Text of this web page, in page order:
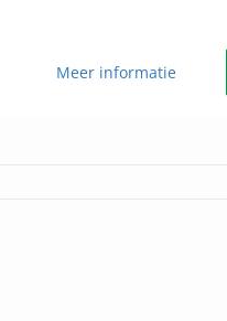
Meer informatie